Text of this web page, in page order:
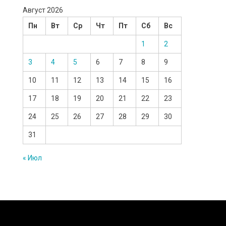
Август 2026
Пн
Вт Ср Чт Пт Сб Вс
1 2
3 4 5 6 7 8 9
10 11 12 13 14 15 16
17 18 19 20 21 22 23
24 25 26 27 28 29 30
31
« Июл